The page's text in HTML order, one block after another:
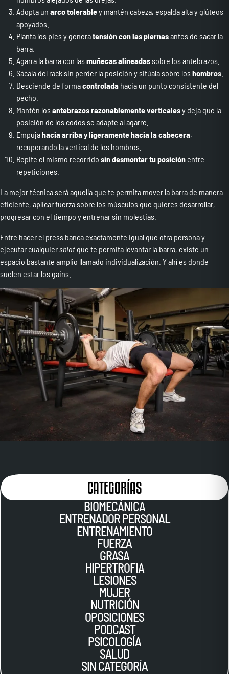
Adopta un arco tolerabley mantén cabeza, espalda alta y glúteos
apoyados.
Planta los pies y generatensión con las piernasantes de sacar la
barra.
Agarra la barra con lasmuñecas alineadas sobre los antebrazos.
Sácala del rack sin perder la posición y sitúala sobre loshombros
Desciende de formacontrolada hacia un punto consistente del
pecho.
Mantén losantebrazos razonablemente verticalesy deja que la
posición de los codos se adapte al agarre.
Empujahacia arriba y ligeramente hacia la cabecera,
recuperando la vertical de los hombros.
Repite el mismo recorrido sin desmontar tu posición entre
repeticiones.
La mejor técnica será aquella que te permita mover la barra de manera
eficiente, aplicar fuerza sobre los músculos que quieres desarrollar,
progresar con el tiempo y entrenar sin molestias.
Entre hacer el press banca exactamente igual que otra persona y
ejecutar cualquiershiatque te permita levantar la barra, existe un
espacio bastante amplio llamado individualización. Y ahí es donde
suelen estar los gains.
CATEGORÍAS
BIOMECÁNICA
ENTRENADOR PERSONAL
ENTRENAMIENTO
FUERZA
GRASA
HIPERTROFIA
LESIONES
MUJER
NUTRICIÓN
OPOSICIONES
PODCAST
PSICOLOGÍA
SALUD
SIN CATEGORÍA